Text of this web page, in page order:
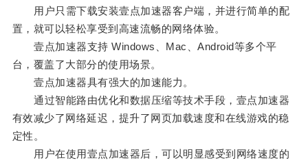
用户只需下载安装壹点加速器客户端，并进行简单的配
置，就可以轻松享受到高速流畅的网络体验。
壹点加速器支持 Windows、Mac、Android等多个平
台，覆盖了大部分的使用场景。
壹点加速器具有强大的加速能力。
通过智能路由优化和数据压缩等技术手段，壹点加速器
有效减少了网络延迟，提升了网页加载速度和在线游戏的稳
定性。
用户在使用壹点加速器后，可以明显感受到网络速度的